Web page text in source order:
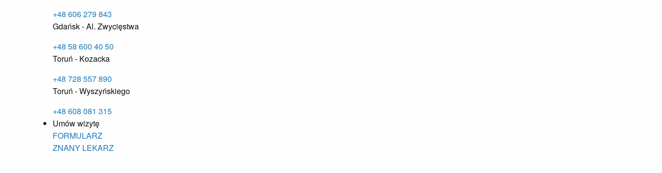
+48 606 279 843
Gdańsk - Al. Zwycięstwa
+48 58 600 40 50
Toruń - Kozacka
+48 728 557 890
Toruń - Wyszyńskiego
+48 608 081 315
Umów wizytę
FORMULARZ
ZNANY LEKARZ